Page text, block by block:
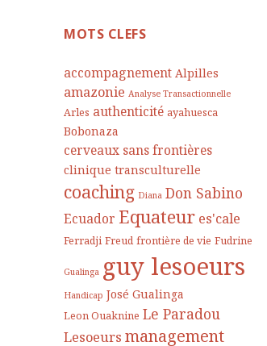
e
c
h
e
r
:
MOTS CLEFS
accompagnement Alpilles
amazonie Analyse Transactionnelle
Arles authenticité ayahuesca
Bobonaza
cerveaux sans frontières
clinique transculturelle
coaching Diana Don Sabino
Ecuador Equateur es'cale
Ferradji Freud frontière de vie Fudrine
Gualinga guy lesoeurs
Handicap José Gualinga
Leon Ouaknine Le Paradou
Lesoeurs management